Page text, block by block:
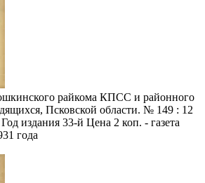
райкома КПСС и районного
Псковской области. № 149 : 12
издания 33-й Цена 2 коп. - газета
года